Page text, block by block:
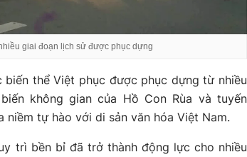
giai đoạn lịch sử được phục dựng
thể Việt phục được phục dựng từ nhiều
không gian của Hồ Con Rùa và tuyến
niềm tự hào với di sản văn hóa Việt Nam.
trì bền bỉ đã trở thành động lực cho nhiều